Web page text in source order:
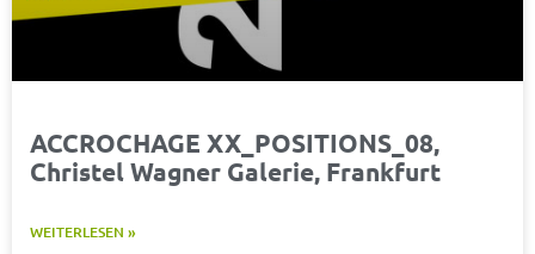
ACCROCHAGE XX_POSITIONS_08,
Christel Wagner Galerie, Frankfurt
WEITERLESEN »